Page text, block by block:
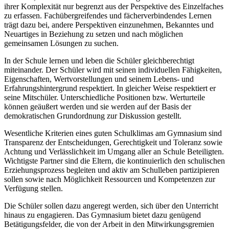
ihrer Komplexität nur begrenzt aus der Perspektive des Einzelfaches
zu erfassen. Fachübergreifendes und fächerverbindendes Lernen
trägt dazu bei, andere Perspektiven einzunehmen, Bekanntes und
Neuartiges in Beziehung zu setzen und nach möglichen
gemeinsamen Lösungen zu suchen.
In der Schule lernen und leben die Schüler gleichberechtigt
miteinander. Der Schüler wird mit seinen individuellen Fähigkeiten,
Eigenschaften, Wertvorstellungen und seinem Lebens- und
Erfahrungshintergrund respektiert. In gleicher Weise respektiert er
seine Mitschüler. Unterschiedliche Positionen bzw. Werturteile
können geäußert werden und sie werden auf der Basis der
demokratischen Grundordnung zur Diskussion gestellt.
Wesentliche Kriterien eines guten Schulklimas am Gymnasium sind
Transparenz der Entscheidungen, Gerechtigkeit und Toleranz sowie
Achtung und Verlässlichkeit im Umgang aller an Schule Beteiligten.
Wichtigste Partner sind die Eltern, die kontinuierlich den schulischen
Erziehungsprozess begleiten und aktiv am Schulleben partizipieren
sollen sowie nach Möglichkeit Ressourcen und Kompetenzen zur
Verfügung stellen.
Die Schüler sollen dazu angeregt werden, sich über den Unterricht
hinaus zu engagieren. Das Gymnasium bietet dazu genügend
Betätigungsfelder, die von der Arbeit in den Mitwirkungsgremien